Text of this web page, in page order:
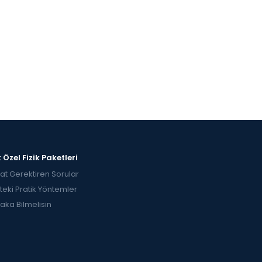
Özel Fizik Paketleri
Gerektiren Sorular
Pratik Yöntemler
Bilmelisin